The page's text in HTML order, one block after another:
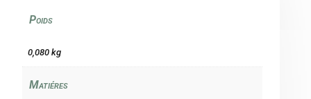
Poids
0,080 kg
Matiéres